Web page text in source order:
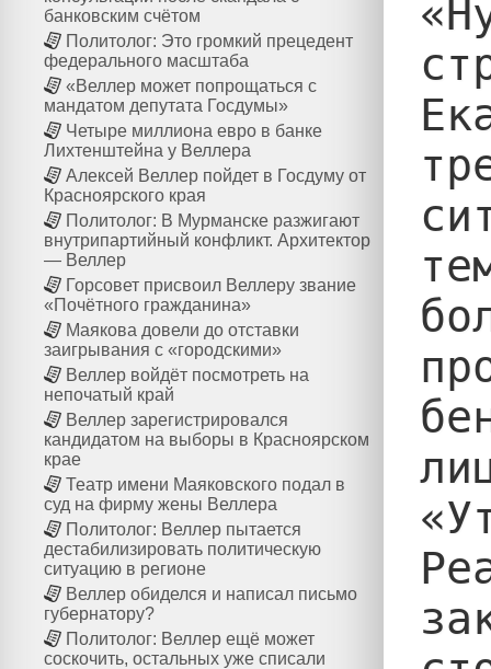
банковским счётом
Политолог: Это громкий прецедент
федерального масштаба
«Веллер может попрощаться с
мандатом депутата Госдумы»
Четыре миллиона евро в банке
Лихтенштейна у Веллера
Алексей Веллер пойдет в Госдуму от
Красноярского края
Политолог: В Мурманске разжигают
внутрипартийный конфликт. Архитектор
— Веллер
Горсовет присвоил Веллеру звание
«Почётного гражданина»
Маякова довели до отставки
заигрывания с «городскими»
Веллер войдёт посмотреть на
непочатый край
Веллер зарегистрировался
кандидатом на выборы в Красноярском
крае
Театр имени Маяковского подал в
суд на фирму жены Веллера
Политолог: Веллер пытается
дестабилизировать политическую
ситуацию в регионе
Веллер обиделся и написал письмо
губернатору?
Политолог: Веллер ещё может
соскочить, остальных уже списали